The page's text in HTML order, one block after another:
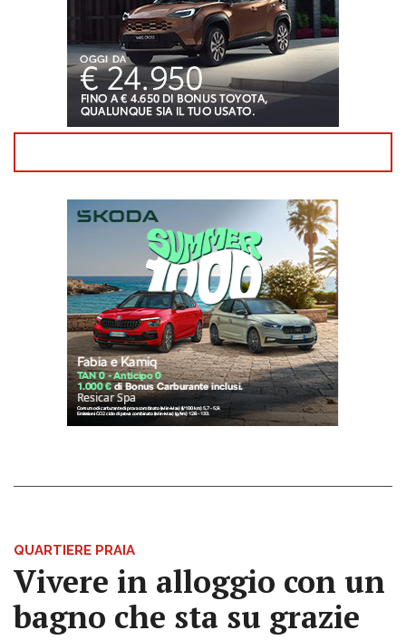
QUARTIERE PRAIA
Vivere in alloggio con un
bagno che sta su grazie